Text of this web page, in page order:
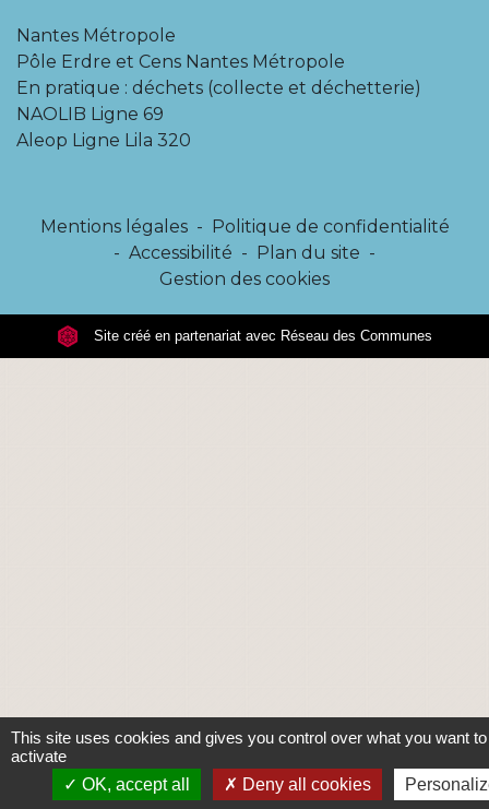
Nantes Métropole
Pôle Erdre et Cens Nantes Métropole
En pratique : déchets (collecte et déchetterie)
NAOLIB Ligne 69
Aleop Ligne Lila 320
Mentions légales -
Politique de confidentialité
- Accessibilité - Plan du site -
Gestion des cookies
Site créé en partenariat avec Réseau des Communes
This site uses cookies and gives you control over what you want to
activate
OK, accept all
Deny all cookies